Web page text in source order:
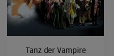
Tanz der Vampire